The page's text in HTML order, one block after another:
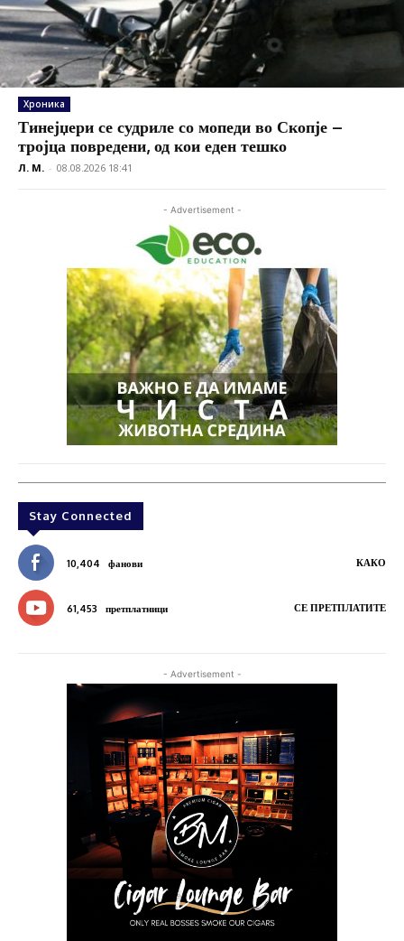
Хроника
Тинејџери се судриле со мопеди во Скопје –
тројца повредени, од кои еден тешко
Л. М. - 08.08.2026 18:41
- Advertisement -
Stay Connected
10,404 фанови КАКО
61,453 претплатници СЕ ПРЕТПЛАТИТЕ
- Advertisement -